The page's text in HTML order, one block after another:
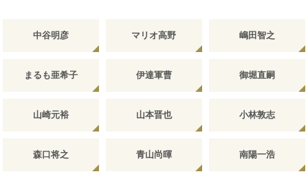
中谷明彦 マリオ高野 嶋田智之
まるも亜希子 伊達軍曹 御堀直嗣
山崎元裕 山本晋也 小林敦志
森口将之 青山尚暉 南陽一浩